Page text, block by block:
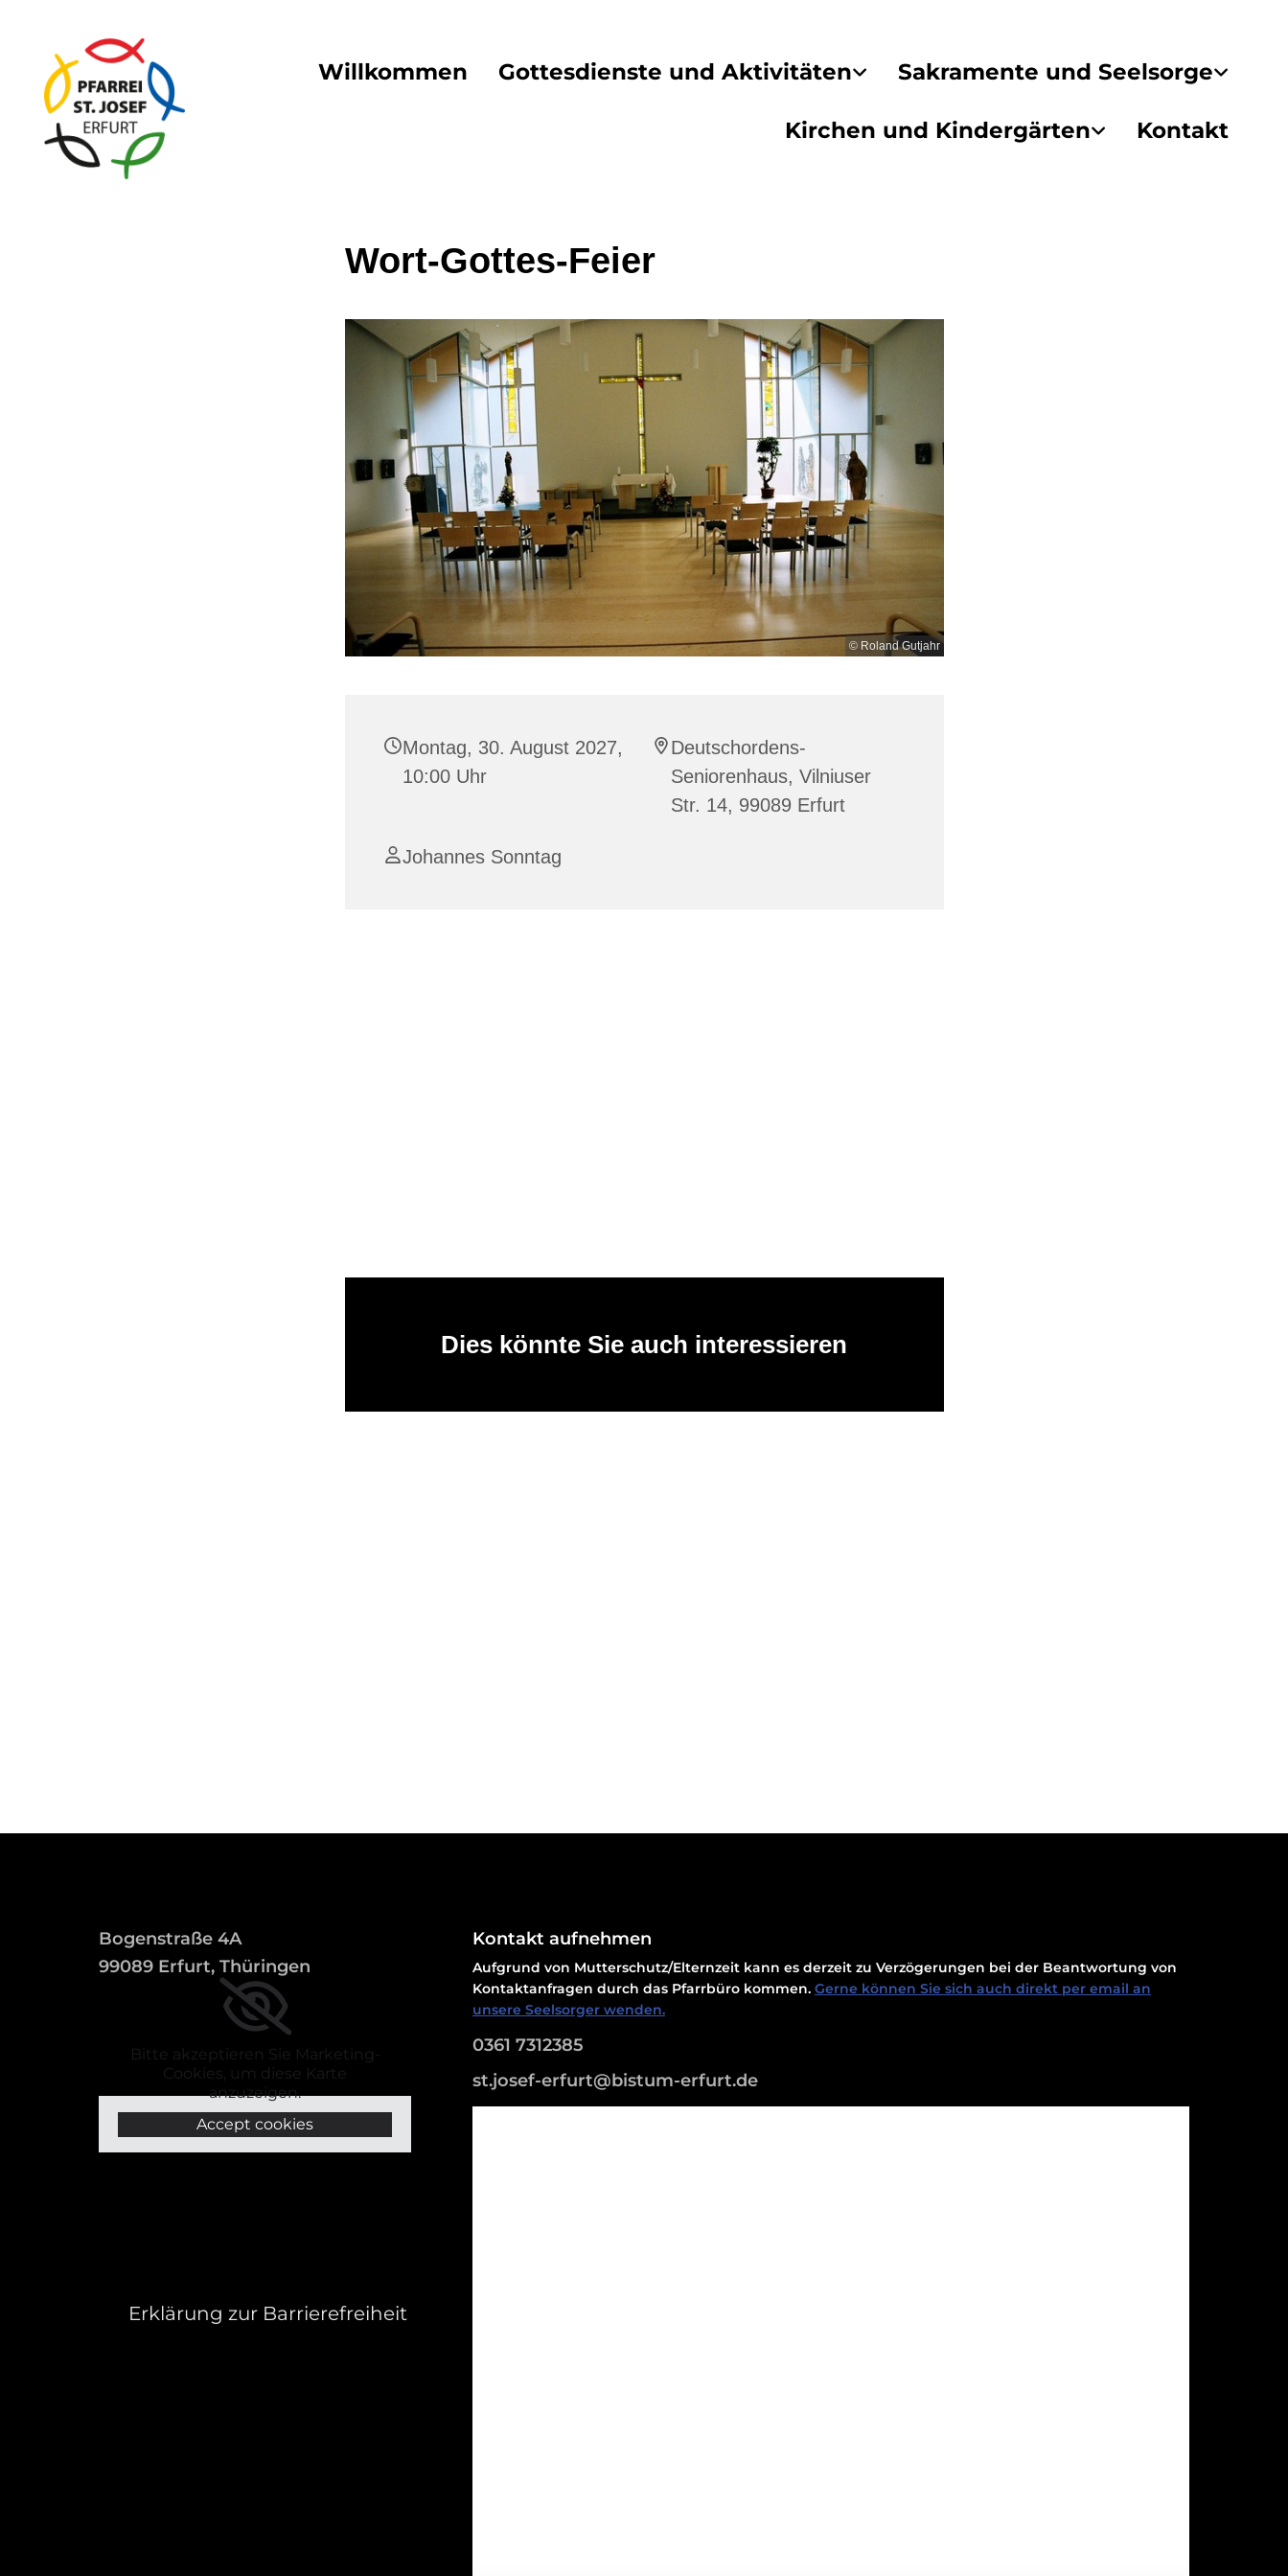
Willkommen Gottesdienste und Aktivitäten Sakramente und Seelsorge
Kirchen und Kindergärten Kontakt
Wort-Gottes-Feier
© Roland Gutjahr
Montag, 30. August 2027,
10:00 Uhr
Deutschordens-
Seniorenhaus, Vilniuser
Str. 14, 99089 Erfurt
Johannes Sonntag
Dies könnte Sie auch interessieren
Bogenstraße 4A
99089 Erfurt, Thüringen
Bitte akzeptieren Sie Marketing-
Cookies, um diese Karte
anzuzeigen.
Accept cookies
Erklärung zur Barrierefreiheit
Kontakt aufnehmen
Aufgrund von Mutterschutz/Elternzeit kann es derzeit zu Verzögerungen bei der Beantwortung von
Kontaktanfragen durch das Pfarrbüro kommen. Gerne können Sie sich auch direkt per email an
unsere Seelsorger wenden.
0361 7312385
st.josef-erfurt@bistum-erfurt.de